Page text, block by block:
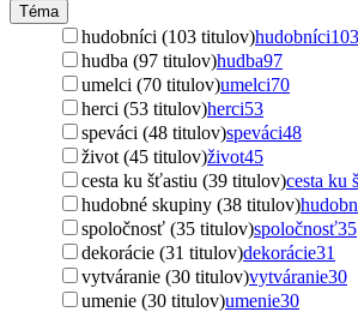
Téma
hudobníci (103 titulov)hudobníci103
hudba (97 titulov)hudba97
umelci (70 titulov)umelci70
herci (53 titulov)herci53
speváci (48 titulov)speváci48
život (45 titulov)život45
cesta ku šťastiu (39 titulov)cesta ku
hudobné skupiny (38 titulov)
spoločnosť (35 titulov)spoločnosť35
dekorácie (31 titulov)dekorácie31
vytváranie (30 titulov)vytváranie30
umenie (30 titulov)umenie30